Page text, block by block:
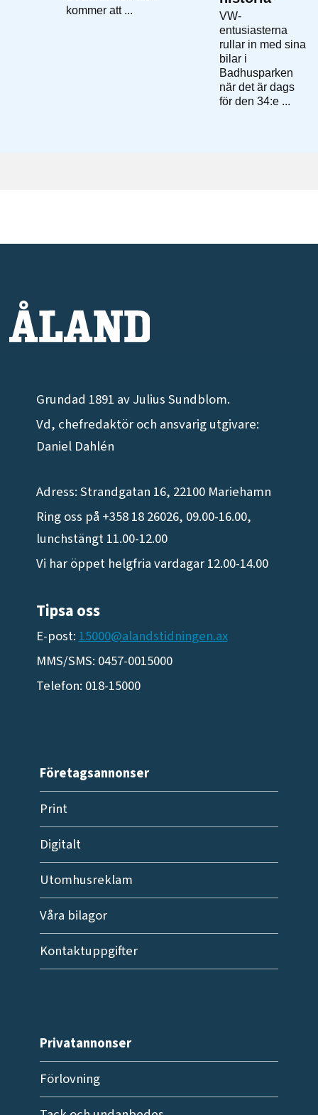
Grundad 1891 av Julius Sundblom.
Vd, chefredaktör och ansvarig utgivare:
Daniel Dahlén
Adress: Strandgatan 16, 22100 Mariehamn
Ring oss på +358 18 26026, 09.00-16.00,
lunchstängt 11.00-12.00
Vi har öppet helgfria vardagar 12.00-14.00
Tipsa oss
E-post:15000@alandstidningen.ax
MMS/SMS: 0457-0015000
Telefon: 018-15000
Företagsannonser
Print
Digitalt
Utomhusreklam
Våra bilagor
Kontaktuppgifter
Privatannonser
Förlovning